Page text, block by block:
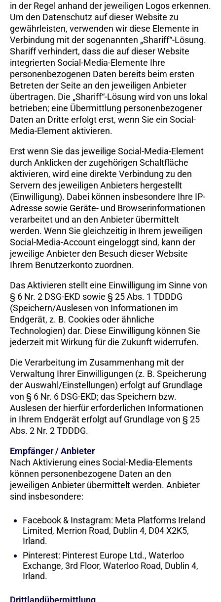
in der Regel anhand der jeweiligen Logos erkennen.
Um den Datenschutz auf dieser Website zu
gewährleisten, verwenden wir diese Elemente in
Verbindung mit der sogenannten „Shariff“-Lösung.
Shariff verhindert, dass die auf dieser Website
integrierten Social-Media-Elemente Ihre
personenbezogenen Daten bereits beim ersten
Betreten der Seite an den jeweiligen Anbieter
übertragen. Die „Shariff“-Lösung wird von uns lokal
betrieben; eine Übermittlung personenbezogener
Daten an Dritte erfolgt erst, wenn Sie ein Social-
Media-Element aktivieren.
Erst wenn Sie das jeweilige Social-Media-Element
durch Anklicken der zugehörigen Schaltfläche
aktivieren, wird eine direkte Verbindung zu den
Servern des jeweiligen Anbieters hergestellt
(Einwilligung). Dabei können insbesondere Ihre IP-
Adresse sowie Geräte- und Browserinformationen
verarbeitet und an den Anbieter übermittelt
werden. Wenn Sie gleichzeitig in Ihrem jeweiligen
Social-Media-Account eingeloggt sind, kann der
jeweilige Anbieter den Besuch dieser Website
Ihrem Benutzerkonto zuordnen.
Das Aktivieren stellt eine Einwilligung im Sinne von
§ 6 Nr. 2 DSG-EKD sowie § 25 Abs. 1 TDDDG
(Speichern/Auslesen von Informationen im
Endgerät, z. B. Cookies oder ähnliche
Technologien) dar. Diese Einwilligung können Sie
jederzeit mit Wirkung für die Zukunft widerrufen.
Die Verarbeitung im Zusammenhang mit der
Verwaltung Ihrer Einwilligungen (z. B. Speicherung
der Auswahl/Einstellungen) erfolgt auf Grundlage
von § 6 Nr. 6 DSG-EKD; das Speichern bzw.
Auslesen der hierfür erforderlichen Informationen
in Ihrem Endgerät erfolgt auf Grundlage von § 25
Abs. 2 Nr. 2 TDDDG.
Empfänger / Anbieter
Nach Aktivierung eines Social-Media-Elements
können personenbezogene Daten an den
jeweiligen Anbieter übermittelt werden. Anbieter
sind insbesondere:
Facebook & Instagram: Meta Platforms Ireland
Limited, Merrion Road, Dublin 4, D04 X2K5,
Irland.
Pinterest: Pinterest Europe Ltd., Waterloo
Exchange, 3rd Floor, Waterloo Road, Dublin 4,
Irland.
Drittlandübermittlung